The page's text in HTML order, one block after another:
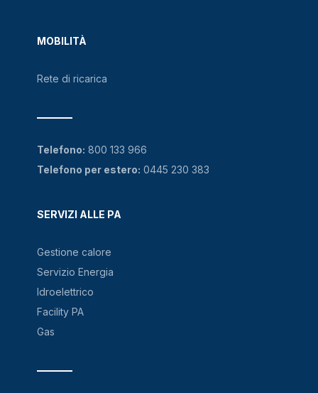
MOBILITÀ
Rete di ricarica
SERVIZI ALLE PA
Gestione calore
Servizio Energia
Idroelettrico
Facility PA
Gas
Telefono: 800 133 966
Telefono per estero: 0445 230 383